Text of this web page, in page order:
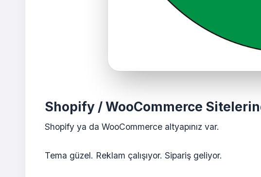
Shopify / WooCommerce
Shopify ya da WooCommerce altyapınız var.
Tema güzel. Reklam çalışıyor. Sipariş geliyor.